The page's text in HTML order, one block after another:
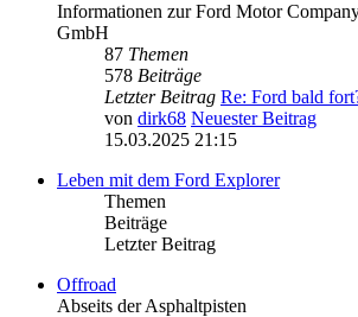
Informationen zur Ford Motor
GmbH
87 Themen
578 Beiträge
Letzter Beitrag Re: Ford bald
von dirk68 Neuester Beitrag
15.03.2025 21:15
Leben mit dem Ford Explorer
Themen
Beiträge
Letzter Beitrag
Offroad
Abseits der Asphaltpisten